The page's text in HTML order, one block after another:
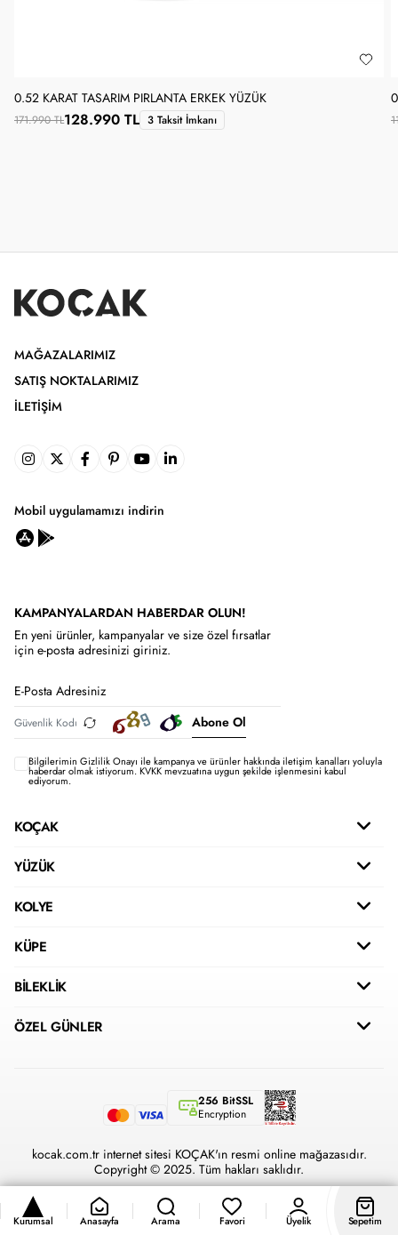
Kurumsal Anasayfa Arama Favori Üyelik Sepetim
0.52 KARAT TASARIM PIRLANTA ERKEK YÜZÜK
171.990 TL128.990 TL 3 Taksit İmkanı
MAĞAZALARIMIZ
SATIŞ NOKTALARIMIZ
İLETIŞIM
Mobil uygulamamızı indirin
KAMPANYALARDAN HABERDAR OLUN!
En yeni ürünler, kampanyalar ve size özel fırsatlar
için e-posta adresinizi giriniz.
Abone Ol
Bilgilerimin Gizlilik Onayı ile kampanya ve ürünler hakkında iletişim kanalları yoluyla
haberdar olmak istiyorum.KVKK mevzuatına uygun şekilde işlenmesini kabul
ediyorum.
KOÇAK
YÜZÜK
KOLYE
KÜPE
BİLEKLİK
ÖZEL GÜNLER
256 BitSSL
Encryption
kocak.com.tr internet sitesi KOÇAK'ın resmi online mağazasıdır.
Copyright © 2025. Tüm hakları saklıdır.
Hipotenüs Yeni Nesil E-Ticaret Sistemleri ile Hazırlanmıştır.